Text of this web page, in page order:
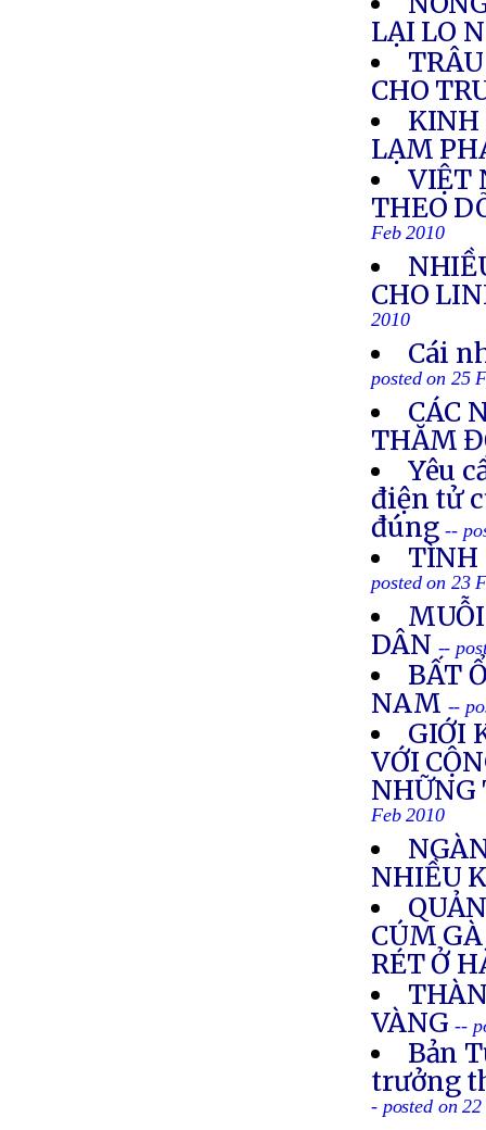
LẠI LO
CHO
KINH
LẠM
VIỆT
THEO
Feb 2010
CHO
2010
Cái
posted on 25
CÁC
THĂM
Yêu
điện tử
đúng --
TÌNH
posted on 23
DÂN --
BẤT
NAM --
GIỚI
VỚI
NHỮNG
Feb 2010
NHIỀU
CÚM
RÉT Ở
VÀNG --
Bản
trưởng
- posted on